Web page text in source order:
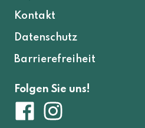
Kontakt
Datenschutz
Barrierefreiheit
Folgen Sie uns!